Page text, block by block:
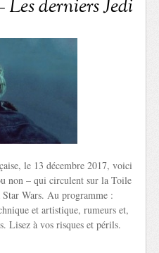
derniers Jedi
le 13 décembre 2017, voici
non – qui circulent sur la Toile
Wars. Au programme :
et artistique, rumeurs et,
Lisez à vos risques et périls.